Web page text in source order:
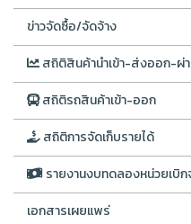
ข่าวจัดซื้อ/จัดจ้าง
สถิติสินค้านำเข้า-ส่งออก-ผ่
สถิติรถสินค้าเข้า-ออก
สถิติการจัดเก็บรายได้
รายงานงบทดลองหน่วยเบิก
เอกสารเผยแพร่